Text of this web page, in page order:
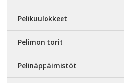
Pelikuulokkeet
Pelimonitorit
Pelinäppäimistöt